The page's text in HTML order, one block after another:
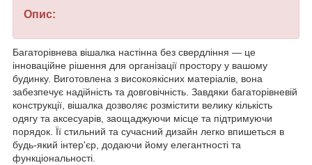
Опис:
Багаторівнева вішалка настінна без свердління — це
інноваційне рішення для організації простору у вашому
будинку. Виготовлена з високоякісних матеріалів, вона
забезпечує надійність та довговічність. Завдяки багаторівневій
конструкції, вішалка дозволяє розмістити велику кількість
одягу та аксесуарів, заощаджуючи місце та підтримуючи
порядок. Її стильний та сучасний дизайн легко впишеться в
будь-який інтер'єр, додаючи йому елегантності та
функціональності.